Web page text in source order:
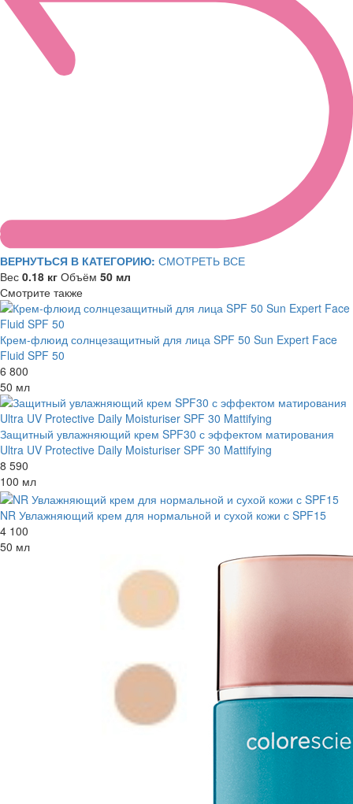
ВЕРНУТЬСЯ В КАТЕГОРИЮ: СМОТРЕТЬ ВСЕ
Вес 0.18 кг Объём 50 мл
Смотрите также
Крем-флюид солнцезащитный для лица SPF 50 Sun Expert Face
Fluid SPF 50
6 800
50 мл
Защитный увлажняющий крем SPF30 с эффектом матирования
Ultra UV Protective Daily Moisturiser SPF 30 Mattifying
8 590
100 мл
NR Увлажняющий крем для нормальной и сухой кожи с SPF15
4 100
50 мл